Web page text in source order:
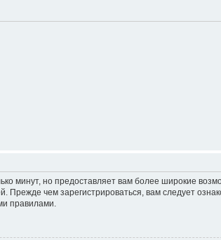
минут, но предоставляет вам более широкие
чем зарегистрироваться, вам следует
правилами.